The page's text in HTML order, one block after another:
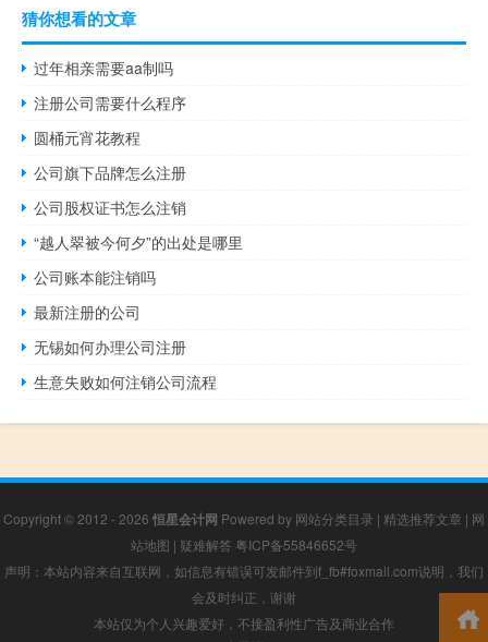
猜你想看的文章
过年相亲需要aa制吗
注册公司需要什么程序
圆桶元宵花教程
公司旗下品牌怎么注册
公司股权证书怎么注销
“越人翠被今何夕”的出处是哪里
公司账本能注销吗
最新注册的公司
无锡如何办理公司注册
生意失败如何注销公司流程
Copyright © 2012 - 2026 恒星会计网 Powered by 网站分类目录 | 精选推荐文章 | 网
站地图 | 疑难解答 粤ICP备55846652号
声明：本站内容来自互联网，如信息有错误可发邮件到f_fb#foxmail.com说明，我们
会及时纠正，谢谢
本站仅为个人兴趣爱好，不接盈利性广告及商业合作